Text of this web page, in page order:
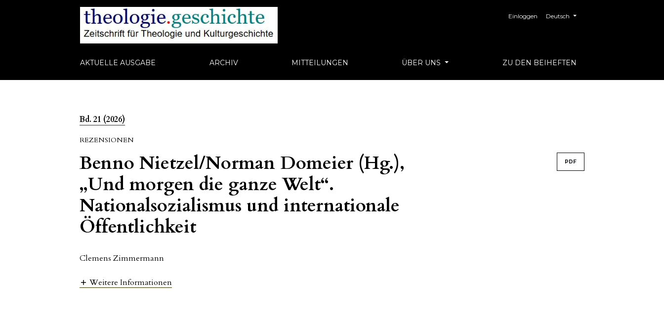
Einloggen Deutsch
AKTUELLE AUSGABE ARCHIV MITTEILUNGEN ÜBER UNS ZU DEN BEIHEFTEN
Bd. 21 (2026)
REZENSIONEN
Benno Nietzel/Norman Domeier (Hg.),
„Und morgen die ganze Welt“.
Nationalsozialismus und internationale
Öffentlichkeit
PDF
Clemens Zimmermann
Weitere Informationen